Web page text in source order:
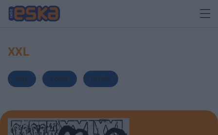
XXL
Miü Koder Dj Noz